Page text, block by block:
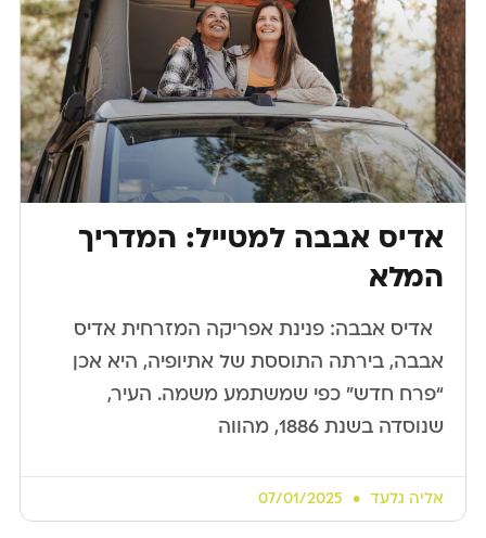
אדיס אבבה למטייל: המדריך
המלא
​ ​ אדיס אבבה: פנינת אפריקה המזרחית אדיס
אבבה, בירתה התוססת של אתיופיה, היא אכן
“פרח חדש” כפי שמשתמע משמה. העיר,
שנוסדה בשנת 1886, מהווה
אליה גלעד